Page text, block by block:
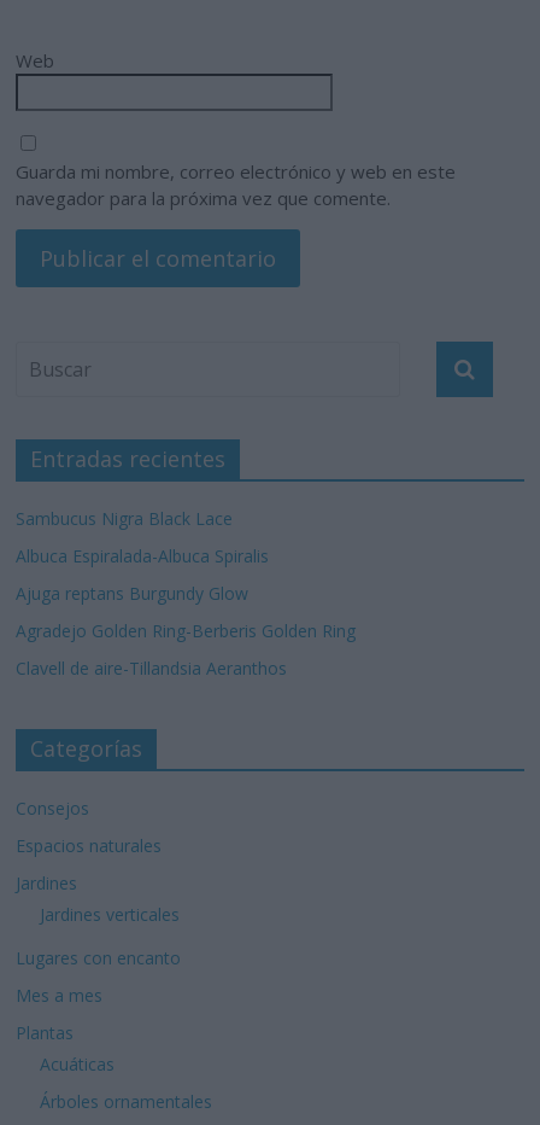
Web
Guarda mi nombre, correo electrónico y web en este
navegador para la próxima vez que comente.
Entradas recientes
Sambucus Nigra Black Lace
Albuca Espiralada-Albuca Spiralis
Ajuga reptans Burgundy Glow
Agradejo Golden Ring-Berberis Golden Ring
Clavell de aire-Tillandsia Aeranthos
Categorías
Consejos
Espacios naturales
Jardines
Jardines verticales
Lugares con encanto
Mes a mes
Plantas
Acuáticas
Árboles ornamentales